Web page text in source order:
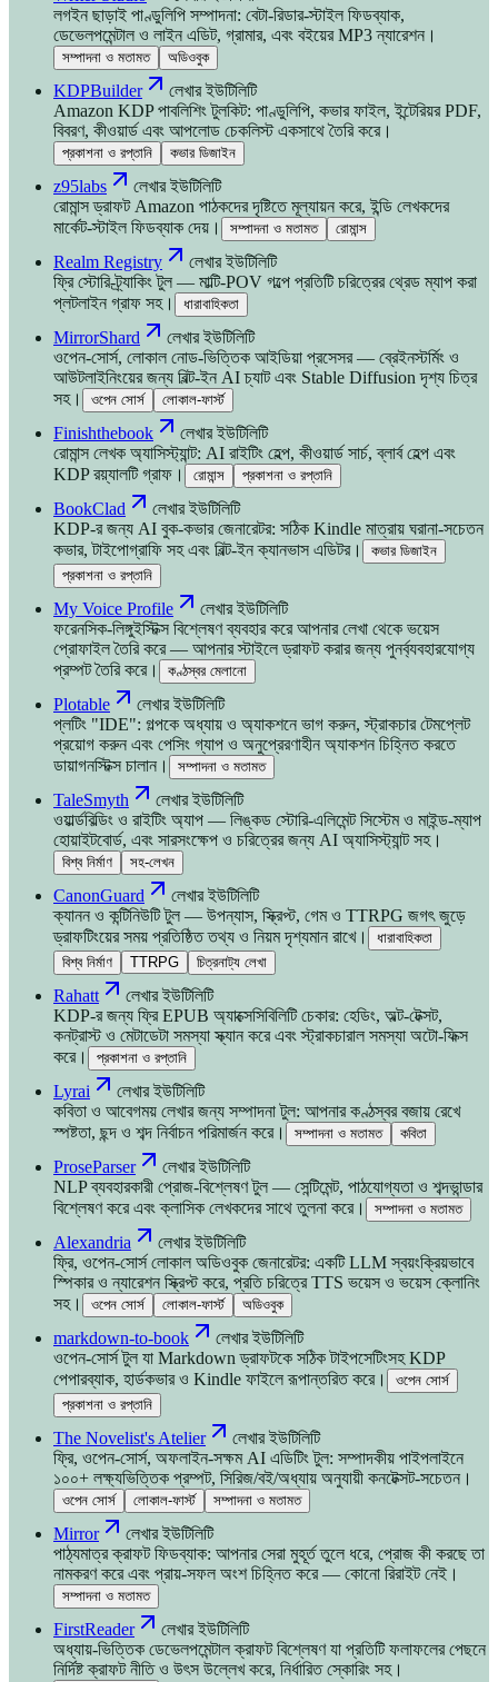
লগইন ছাড়াই পাণ্ডুলিপি সম্পাদনা: বেটা-রিডার-স্টাইল ফিডব্যাক,
ডেভেলপমেন্টাল ও লাইন এডিট, গ্রামার, এবং বইয়ের MP3 ন্যারেশন।
সম্পাদনা ও মতামত অডিওবুক
KDPBuilder
লেখার ইউটিলিটি
Amazon KDP পাবলিশিং টুলকিট: পাণ্ডুলিপি, কভার ফাইল, ইন্টেরিয়র PDF,
বিবরণ, কীওয়ার্ড এবং আপলোড চেকলিস্ট একসাথে তৈরি করে।
প্রকাশনা ও রপ্তানি কভার ডিজাইন
z95labs
লেখার ইউটিলিটি
রোমান্স ড্রাফট Amazon পাঠকদের দৃষ্টিতে মূল্যায়ন করে, ইন্ডি লেখকদের
মার্কেট-স্টাইল ফিডব্যাক দেয়।
সম্পাদনা ও মতামত রোমান্স
Realm Registry
লেখার ইউটিলিটি
ফ্রি স্টোরি-ট্র্যাকিং টুল — মাল্টি-POV গল্পে প্রতিটি চরিত্রের থ্রেড ম্যাপ করা
প্লটলাইন গ্রাফ সহ।
ধারাবাহিকতা
MirrorShard
লেখার ইউটিলিটি
ওপেন-সোর্স, লোকাল নোড-ভিত্তিক আইডিয়া প্রসেসর — ব্রেইনস্টর্মিং ও
আউটলাইনিংয়ের জন্য বিল্ট-ইন AI চ্যাট এবং Stable Diffusion দৃশ্য চিত্র
সহ।
ওপেন সোর্স লোকাল-ফার্স্ট
Finishthebook
লেখার ইউটিলিটি
রোমান্স লেখক অ্যাসিস্ট্যান্ট: AI রাইটিং হেল্প, কীওয়ার্ড সার্চ, ব্লার্ব হেল্প এবং
KDP রয়্যালটি গ্রাফ।
রোমান্স প্রকাশনা ও রপ্তানি
BookClad
লেখার ইউটিলিটি
KDP-র জন্য AI বুক-কভার জেনারেটর: সঠিক Kindle মাত্রায় ঘরানা-সচেতন
কভার, টাইপোগ্রাফি সহ এবং বিল্ট-ইন ক্যানভাস এডিটর।
কভার ডিজাইন
প্রকাশনা ও রপ্তানি
My Voice Profile
লেখার ইউটিলিটি
ফরেনসিক-লিঙ্গুইস্টিক্স বিশ্লেষণ ব্যবহার করে আপনার লেখা থেকে ভয়েস
প্রোফাইল তৈরি করে — আপনার স্টাইলে ড্রাফট করার জন্য পুনর্ব্যবহারযোগ্য
প্রম্পট তৈরি করে।
কণ্ঠস্বর মেলানো
Plotable
লেখার ইউটিলিটি
প্লটিং "IDE": গল্পকে অধ্যায় ও অ্যাকশনে ভাগ করুন, স্ট্রাকচার টেমপ্লেট
প্রয়োগ করুন এবং পেসিং গ্যাপ ও অনুপ্রেরণাহীন অ্যাকশন চিহ্নিত করতে
ডায়াগনস্টিক্স চালান।
সম্পাদনা ও মতামত
TaleSmyth
লেখার ইউটিলিটি
ওয়ার্ল্ডবিল্ডিং ও রাইটিং অ্যাপ — লিঙ্কড স্টোরি-এলিমেন্ট সিস্টেম ও মাইন্ড-ম্যাপ
হোয়াইটবোর্ড, এবং সারসংক্ষেপ ও চরিত্রের জন্য AI অ্যাসিস্ট্যান্ট সহ।
বিশ্ব নির্মাণ সহ-লেখন
CanonGuard
লেখার ইউটিলিটি
ক্যানন ও কন্টিনিউটি টুল — উপন্যাস, স্ক্রিপ্ট, গেম ও TTRPG জগৎ জুড়ে
ড্রাফটিংয়ের সময় প্রতিষ্ঠিত তথ্য ও নিয়ম দৃশ্যমান রাখে।
ধারাবাহিকতা
বিশ্ব নির্মাণ
TTRPG চিত্রনাট্য লেখা
Rahatt
লেখার ইউটিলিটি
KDP-র জন্য ফ্রি EPUB অ্যাক্সেসিবিলিটি চেকার: হেডিং, অল্ট-টেক্সট,
কনট্রাস্ট ও মেটাডেটা সমস্যা স্ক্যান করে এবং স্ট্রাকচারাল সমস্যা অটো-ফিক্স
করে।
প্রকাশনা ও রপ্তানি
Lyrai
লেখার ইউটিলিটি
কবিতা ও আবেগময় লেখার জন্য সম্পাদনা টুল: আপনার কণ্ঠস্বর বজায় রেখে
স্পষ্টতা, ছন্দ ও শব্দ নির্বাচন পরিমার্জন করে।
সম্পাদনা ও মতামত কবিতা
ProseParser
লেখার ইউটিলিটি
NLP ব্যবহারকারী প্রোজ-বিশ্লেষণ টুল — সেন্টিমেন্ট, পাঠযোগ্যতা ও শব্দভান্ডার
বিশ্লেষণ করে এবং ক্লাসিক লেখকদের সাথে তুলনা করে।
সম্পাদনা ও মতামত
Alexandria
লেখার ইউটিলিটি
ফ্রি, ওপেন-সোর্স লোকাল অডিওবুক জেনারেটর: একটি LLM স্বয়ংক্রিয়ভাবে
স্পিকার ও ন্যারেশন স্ক্রিপ্ট করে, প্রতি চরিত্রে TTS ভয়েস ও ভয়েস ক্লোনিং
সহ।
ওপেন সোর্স লোকাল-ফার্স্ট অডিওবুক
markdown-to-book
লেখার ইউটিলিটি
ওপেন-সোর্স টুল যা Markdown ড্রাফটকে সঠিক টাইপসেটিংসহ KDP
পেপারব্যাক, হার্ডকভার ও Kindle ফাইলে রূপান্তরিত করে।
ওপেন সোর্স
প্রকাশনা ও রপ্তানি
The Novelist's Atelier
লেখার ইউটিলিটি
ফ্রি, ওপেন-সোর্স, অফলাইন-সক্ষম AI এডিটিং টুল: সম্পাদকীয় পাইপলাইনে
১০০+ লক্ষ্যভিত্তিক প্রম্পট, সিরিজ/বই/অধ্যায় অনুযায়ী কনটেক্সট-সচেতন।
ওপেন সোর্স লোকাল-ফার্স্ট সম্পাদনা ও মতামত
Mirror
লেখার ইউটিলিটি
পাঠ্যমাত্র ক্রাফট ফিডব্যাক: আপনার সেরা মুহূর্ত তুলে ধরে, প্রোজ কী করছে তা
নামকরণ করে এবং প্রায়-সফল অংশ চিহ্নিত করে — কোনো রিরাইট নেই।
সম্পাদনা ও মতামত
FirstReader
লেখার ইউটিলিটি
অধ্যায়-ভিত্তিক ডেভেলপমেন্টাল ক্রাফট বিশ্লেষণ যা প্রতিটি ফলাফলের পেছনে
নির্দিষ্ট ক্রাফট নীতি ও উৎস উল্লেখ করে, নির্ধারিত স্কোরিং সহ।